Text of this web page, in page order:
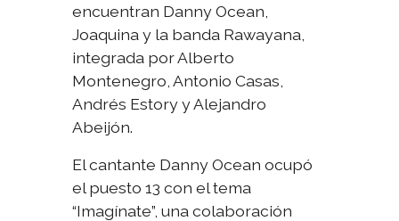
encuentran Danny Ocean,
Joaquina y la banda Rawayana,
integrada por Alberto
Montenegro, Antonio Casas,
Andrés Estory y Alejandro
Abeijón.
El cantante Danny Ocean ocupó
el puesto 13 con el tema
“Imagínate”, una colaboración